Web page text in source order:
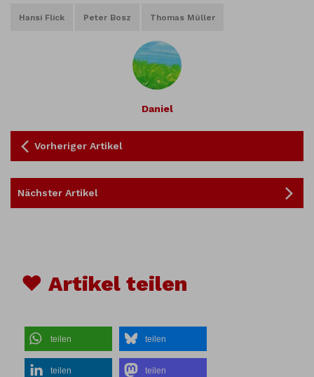
Hansi Flick Peter Bosz Thomas Müller
Daniel
Vorheriger Artikel
Nächster Artikel
♥ Artikel teilen
teilen teilen
teilen teilen